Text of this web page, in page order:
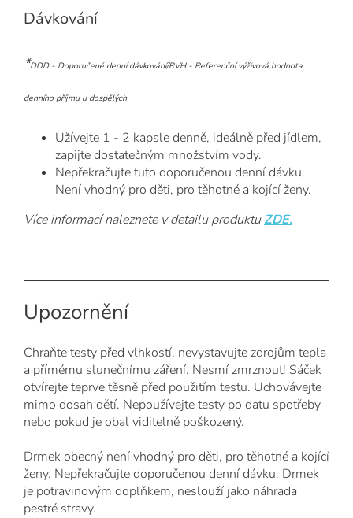
Dávkování
*DDD - Doporučené denní dávkování/RVH - Referenční výživová hodnota
denního příjmu u dospělých
Užívejte 1 - 2 kapsle denně, ideálně před jídlem,
zapijte dostatečným množstvím vody.
Nepřekračujte tuto doporučenou denní dávku.
Není vhodný pro děti, pro těhotné a kojící ženy.
Více informací naleznete v detailu produktuZDE.
Upozornění
Chraňte testy před vlhkostí, nevystavujte zdrojům tepla
a přímému slunečnímu záření. Nesmí zmrznout! Sáček
otvírejte teprve těsně před použitím testu. Uchovávejte
mimo dosah dětí. Nepoužívejte testy po datu spotřeby
nebo pokud je obal viditelně poškozený.
Drmek obecný není vhodný pro děti, pro těhotné a kojící
ženy. Nepřekračujte doporučenou denní dávku. Drmek
je potravinovým doplňkem, neslouží jako náhrada
pestré stravy.